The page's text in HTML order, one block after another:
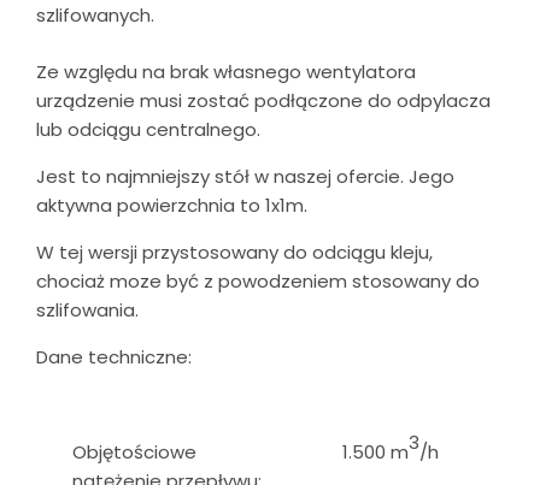
szlifowanych.
Ze względu na brak własnego wentylatora
urządzenie musi zostać podłączone do odpylacza
lub odciągu centralnego.
Jest to najmniejszy stół w naszej ofercie. Jego
aktywna powierzchnia to 1x1m.
W tej wersji przystosowany do odciągu kleju,
chociaż moze być z powodzeniem stosowany do
szlifowania.
Dane techniczne:
Objętościowe
1.500 m3/h